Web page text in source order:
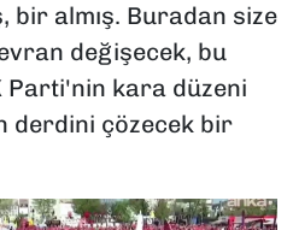
bir almış. Buradan size
değişecek, bu
Parti'nin kara düzeni
derdini çözecek bir